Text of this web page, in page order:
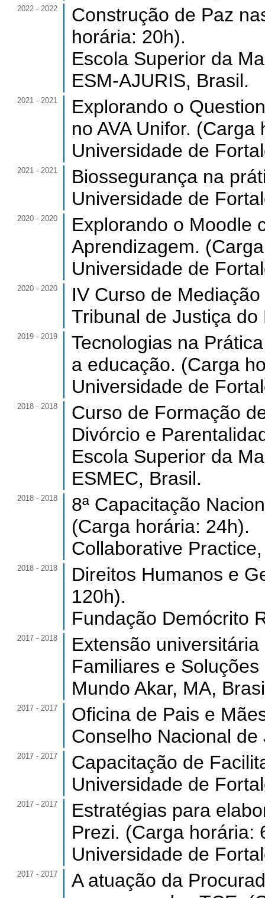
2022 - 2022
Construção de Paz
horária: 20h).
Escola Superior da
ESM-AJURIS, Brasil.
2021 - 2021
Explorando o
no AVA Unifor. (Carga
Universidade de
2021 - 2021
Biossegurança na
Universidade de
2020 - 2020
Explorando o Moodle
Aprendizagem.
Universidade de
2020 - 2020
IV Curso de
Tribunal de Justiça
2019 - 2019
Tecnologias na
a educação. (Carga
Universidade de
2018 - 2018
Curso de Formação
Divórcio e
Escola Superior da
ESMEC, Brasil.
2018 - 2018
8ª Capacitação
(Carga horária: 24h).
Collaborative
2018 - 2018
Direitos Humanos e
120h).
Fundação Demócrito
2017 - 2018
Extensão
Familiares e
Mundo Akar, MA,
2017 - 2017
Oficina de Pais e
Conselho Nacional
2017 - 2017
Capacitação de
Universidade de
2017 - 2017
Estratégias para
Prezi. (Carga horária:
Universidade de
2017 - 2017
A atuação da